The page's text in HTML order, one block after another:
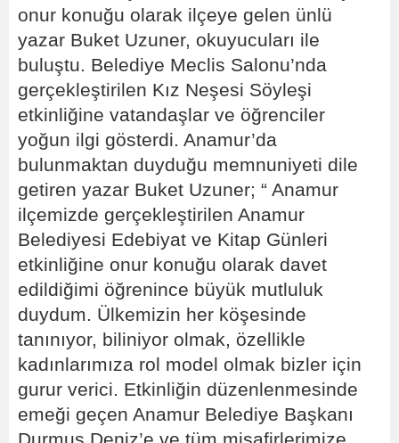
onur konuğu olarak ilçeye gelen ünlü
yazar Buket Uzuner, okuyucuları ile
buluştu. Belediye Meclis Salonu’nda
gerçekleştirilen Kız Neşesi Söyleşi
etkinliğine vatandaşlar ve öğrenciler
yoğun ilgi gösterdi. Anamur’da
bulunmaktan duyduğu memnuniyeti dile
getiren yazar Buket Uzuner; “ Anamur
ilçemizde gerçekleştirilen Anamur
Belediyesi Edebiyat ve Kitap Günleri
etkinliğine onur konuğu olarak davet
edildiğimi öğrenince büyük mutluluk
duydum. Ülkemizin her köşesinde
tanınıyor, biliniyor olmak, özellikle
kadınlarımıza rol model olmak bizler için
gurur verici. Etkinliğin düzenlenmesinde
emeği geçen Anamur Belediye Başkanı